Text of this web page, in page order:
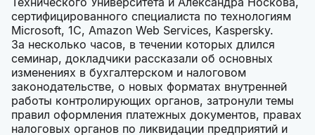
сертифицированного специалиста по технологиям
Microsoft, 1С, Amazon Web Services, Kaspersky.
За несколько часов, в течении которых длился
семинар, докладчики рассказали об основных
изменениях в бухгалтерском и налоговом
законодательстве, о новых форматах внутренней
работы контролирующих органов, затронули темы
правил оформления платежных документов, правах
налоговых органов по ликвидации предприятий и